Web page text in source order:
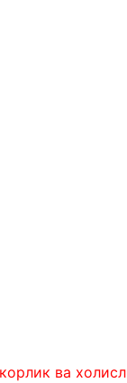
ва холислик